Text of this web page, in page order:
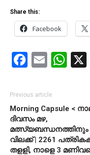
Share this:
Facebook
Email
Previous article
Morning Capsule <
ദിവസം മഴ,
മത്സ്യബന്ധനത്തിനും
വിലക്ക് | 2261
തളളി, നാളെ 3